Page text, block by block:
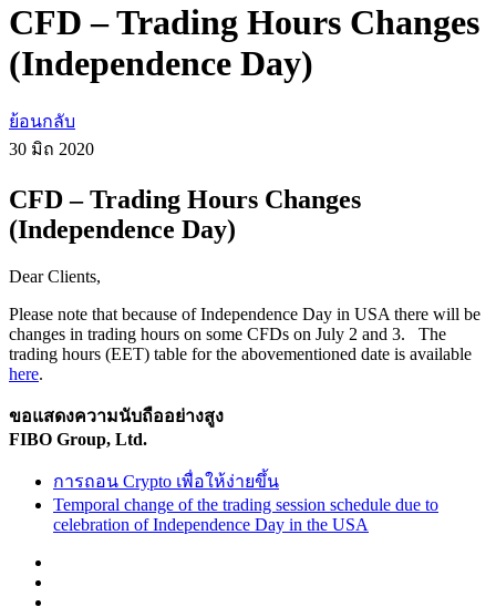
CFD – Trading Hours Changes
(Independence Day)
ย้อนกลับ
30 มิถ 2020
CFD – Trading Hours Changes
(Independence Day)
Dear Clients,
Please note that because of Independence Day in USA there will be
changes in trading hours on some CFDs on July 2 and 3. The
trading hours (EET) table for the abovementioned date is available
here.
ขอแสดงความนับถืออย่างสูง
FIBO Group, Ltd.
การถอน Crypto เพื่อให้ง่ายขึ้น
Temporal change of the trading session schedule due to
celebration of Independence Day in the USA